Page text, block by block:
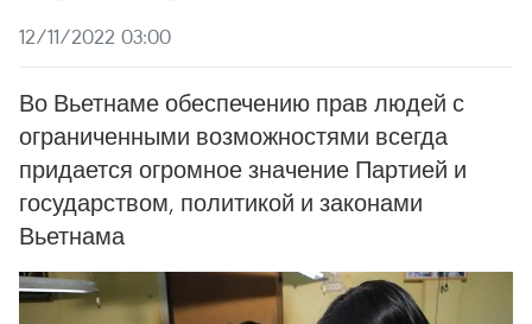
12/11/2022 03:00
Во Вьетнаме обеспечению прав людей с
ограниченными возможностями всегда
придается огромное значение Партией и
государством, политикой и законами
Вьетнама